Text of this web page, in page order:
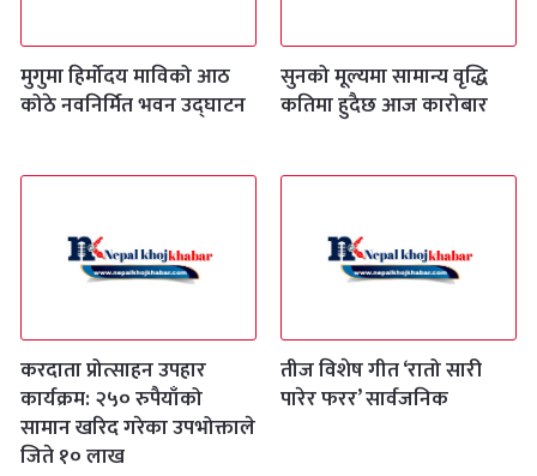
मुगुमा हिर्मोदय माविको आठ
कोठे नवनिर्मित भवन उद्घाटन
सुनको मूल्यमा सामान्य वृद्धि
कतिमा हुदैछ आज कारोबार
करदाता प्रोत्साहन उपहार
कार्यक्रम: २५० रुपैयाँको
सामान खरिद गरेका उपभोक्ताले
जिते १० लाख
तीज विशेष गीत ‘रातो सारी
पारेर फरर’ सार्वजनिक